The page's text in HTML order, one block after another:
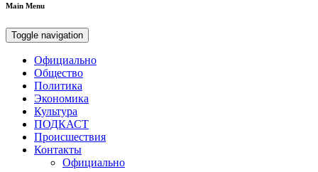
Main Menu
Toggle navigation
Официально
Общество
Политика
Экономика
Культура
ПОДКАСТ
Происшествия
Контакты
Официально